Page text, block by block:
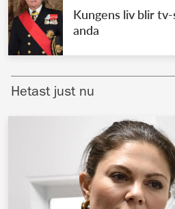
Svenska
Nederländska
Belgiska
Jordanska
Luxemburgska
Kungens liv blir
anda
Hetast just nu